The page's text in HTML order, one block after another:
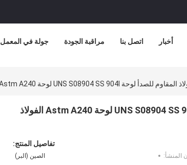
جولة في المعمل مراقبة الجودة اتصل بنا أخبار
المدرفلة على الساخن 904L الفولاذ المقاوم للصدأ لوحة UNS S08904 SS 904l لوحة Astm A240 الفولاذ
تفاصيل المنتج:
المنشأ:
الصين (البر)